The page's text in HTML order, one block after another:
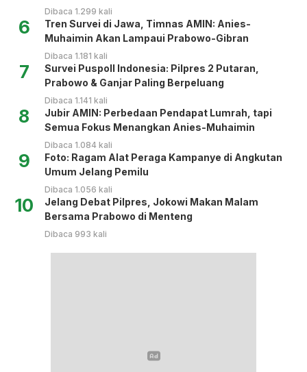
Dibaca 1.299 kali
6
Tren Survei di Jawa, Timnas AMIN: Anies-
Muhaimin Akan Lampaui Prabowo-Gibran
Dibaca 1.181 kali
7
Survei Puspoll Indonesia: Pilpres 2 Putaran,
Prabowo & Ganjar Paling Berpeluang
Dibaca 1.141 kali
8
Jubir AMIN: Perbedaan Pendapat Lumrah, tapi
Semua Fokus Menangkan Anies-Muhaimin
Dibaca 1.084 kali
9
Foto: Ragam Alat Peraga Kampanye di Angkutan
Umum Jelang Pemilu
Dibaca 1.056 kali
10
Jelang Debat Pilpres, Jokowi Makan Malam
Bersama Prabowo di Menteng
Dibaca 993 kali